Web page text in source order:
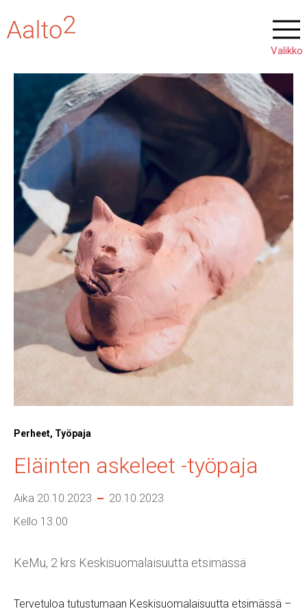
Perheet, Työpaja
Eläinten askeleet -työpaja
Aika 20.10.2023
20.10.2023
Kello 13.00
KeMu, 2 krs Keskisuomalaisuutta etsimässä
Tervetuloa tutustumaan Keskisuomalaisuutta etsimässä –